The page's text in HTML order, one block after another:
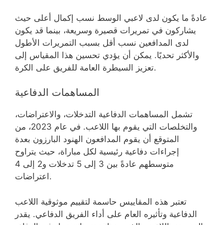
عادةً ما يكون لدى لاعبي الوسط نسب إكمال أعلى حيث
يشاركون في تمريرات قصيرة وسريعة، بينما قد يكون
لدى المدافعين نسب أقل بسبب التمريرات الأطول
والأكثر تحديًا. يمكن أن يؤدي تحسين هذا المقياس إلى
تعزيز السيطرة العامة للفريق على الكرة.
المساهمات الدفاعية
تشمل المساهمات الدفاعية التدخلات، والاعتراضات،
والتخلصات التي يقوم بها اللاعب. في عام 2023، من
المتوقع أن يقوم المدافعون الهنود البارزون بعدة
إجراءات دفاعية رئيسية لكل مباراة، حيث يتراوح
متوسطهم عادةً بين 3 إلى 5 تدخلات و2 إلى 4
اعتراضات.
تعتبر هذه المقاييس حاسمة لتقييم موثوقية اللاعب
الدفاعية وتأثيره العام على أداء الفريق الدفاعي. يقدر